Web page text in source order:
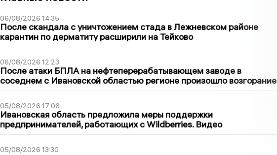
06/08/2026 14:35
После скандала с уничтожением стада в Лежневском районе
карантин по дерматиту расширили на Тейково
06/08/2026 12:23
После атаки БПЛА на нефтеперерабатывающем заводе в
соседнем с Ивановской областью регионе произошло возгорание
05/08/2026 17:06
Ивановская область предложила меры поддержки
предпринимателей, работающих с Wildberries. Видео
05/08/2026 13:30